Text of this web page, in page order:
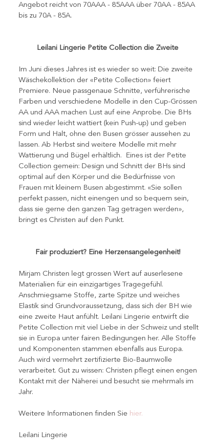
Angebot reicht von 70AAA - 85AAA über 70AA - 85AA
bis zu 70A - 85A.
Leilani Lingerie Petite Collection die Zweite
Im Juni dieses Jahres ist es wieder so weit: Die zweite
Wäschekollektion der «Petite Collection» feiert
Premiere. Neue passgenaue Schnitte, verführerische
Farben und verschiedene Modelle in den Cup-Grössen
AA und AAA machen Lust auf eine Anprobe. Die BHs
sind wieder leicht wattiert (kein Push-up) und geben
Form und Halt, ohne den Busen grösser aussehen zu
lassen. Ab Herbst sind weitere Modelle mit mehr
Wattierung und Bügel erhältlich.  Eines ist der Petite
Collection gemein: Design und Schnitt der BHs sind
optimal auf den Körper und die Bedürfnisse von
Frauen mit kleinem Busen abgestimmt. «Sie sollen
perfekt passen, nicht einengen und so bequem sein,
dass sie gerne den ganzen Tag getragen werden»,
bringt es Christen auf den Punkt.
Fair produziert? Eine Herzensangelegenheit!
Mirjam Christen legt grossen Wert auf auserlesene
Materialien für ein einzigartiges Tragegefühl.
Anschmiegsame Stoffe, zarte Spitze und weiches
Elastik sind Grundvoraussetzung, dass sich der BH wie
eine zweite Haut anfühlt. Leilani Lingerie entwirft die
Petite Collection mit viel Liebe in der Schweiz und stellt
sie in Europa unter fairen Bedingungen her. Alle Stoffe
und Komponenten stammen ebenfalls aus Europa.
Auch wird vermehrt zertifizierte Bio-Baumwolle
verarbeitet. Gut zu wissen: Christen pflegt einen engen
Kontakt mit der Näherei und besucht sie mehrmals im
Jahr.
Weitere Informationen finden Sie hier.
Leilani Lingerie